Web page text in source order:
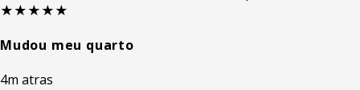
★★★★★
Mudou meu quarto
4m atras